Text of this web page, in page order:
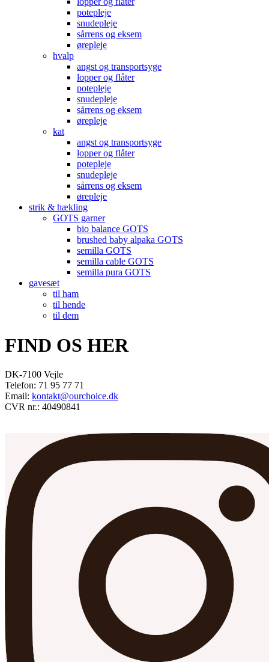
potepleje
snudepleje
sårrens og eksem
ørepleje
hvalp
angst og transportsyge
lopper og flåter
potepleje
snudepleje
sårrens og eksem
ørepleje
kat
angst og transportsyge
lopper og flåter
potepleje
snudepleje
sårrens og eksem
ørepleje
strik & hækling
GOTS garner
bio balance GOTS
brushed baby alpaka GOTS
semilla GOTS
semilla cable GOTS
semilla pura GOTS
gavesæt
til ham
til hende
til dem
FIND OS HER
DK-7100 Vejle
Telefon: 71 95 77 71
Email: kontakt@ourchoice.dk
CVR nr.: 40490841